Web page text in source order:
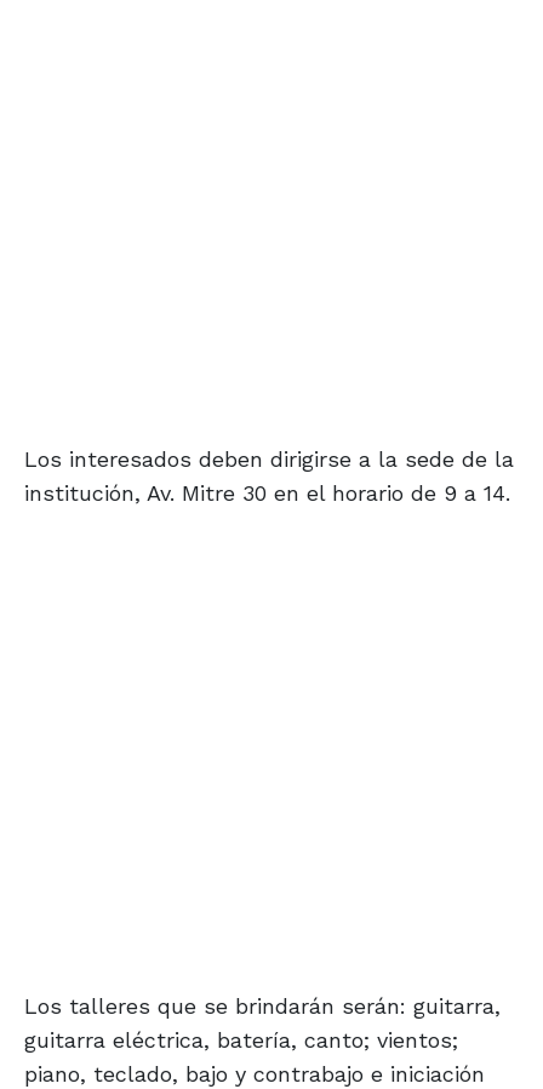
Los interesados deben dirigirse a la sede de la
institución, Av. Mitre 30 en el horario de 9 a 14.
Los talleres que se brindarán serán: guitarra,
guitarra eléctrica, batería, canto; vientos;
piano, teclado, bajo y contrabajo e iniciación